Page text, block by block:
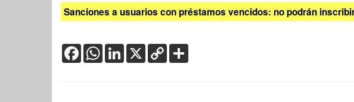
Sanciones a usuarios con préstamos vencidos: no podrán
FacebookWhatsApp
LinkedIn
X Copy
Link